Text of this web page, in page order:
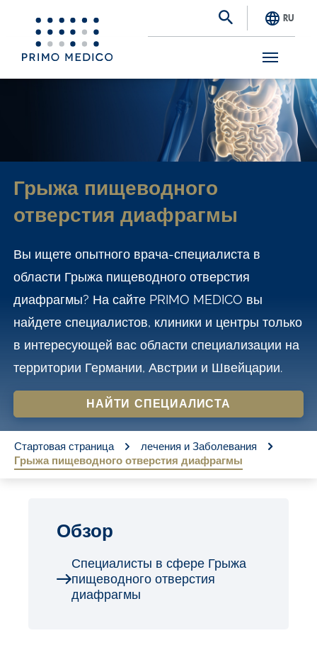
S
RU
Грыжа пищеводного
отверстия диафрагмы
Вы ищете опытного врача-специалиста в
области Грыжа пищеводного отверстия
диафрагмы? На сайте PRIMO MEDICO вы
найдете специалистов, клиники и центры только
в интересующей вас области специализации на
территории Германии, Австрии и Швейцарии.
НАЙТИ СПЕЦИАЛИСТА
You are here:
Стартовая страница
лечения и Заболевания
Грыжа пищеводного отверстия диафрагмы
Обзор
Специалисты в сфере Грыжа
пищеводного отверстия
диафрагмы